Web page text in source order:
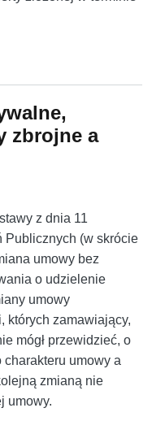
zbrojne a
z dnia 11
Publicznych (w skrócie
umowy bez
o udzielenie
umowy
których zamawiający,
mógł przewidzieć, o
umowy a
zmianą nie
umowy.